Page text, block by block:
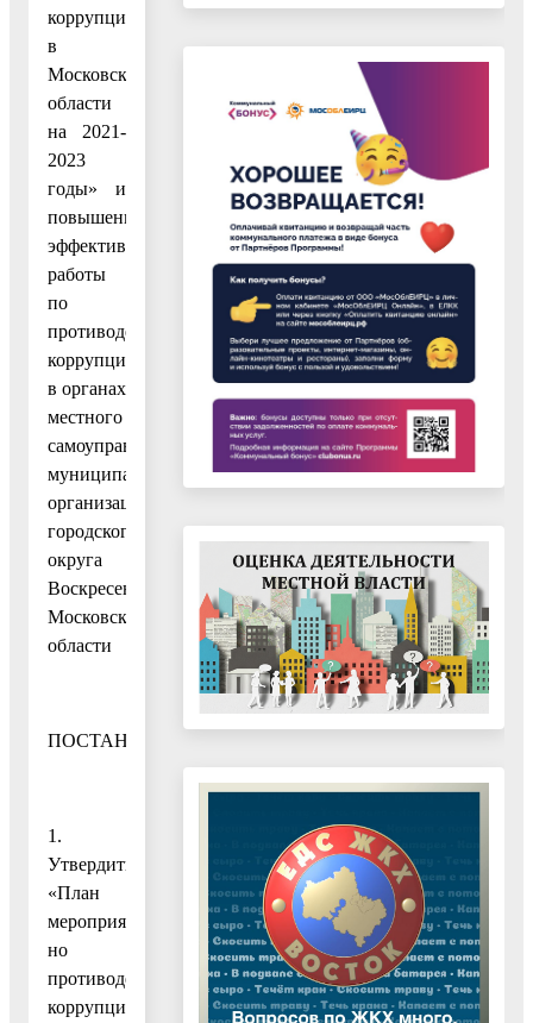
коррупции
в
Московской
области
на 2021-
2023
годы» и
повышения
эффективности
работы
по
противодействию
коррупции
в органах
местного
самоуправления,
муниципальных
организациях
городского
округа
Воскресенск
Московской
области
ПОСТАНОВЛЯЮ:
1.
Утвердить
«План
мероприятий
но
противодействию
коррупции